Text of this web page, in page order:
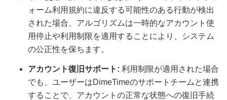
ォーム利用規約に違反する可能性のある行動が検出
された場合、アルゴリズムは一時的なアカウント使
用停止や利用制限を適用することにより、システム
の公正性を保ちます。
アカウント復旧サポート: 利用制限が適用された場合
でも、ユーザーはDimeTimeのサポートチームと連携
することで、アカウントの正常な状態への復旧手続